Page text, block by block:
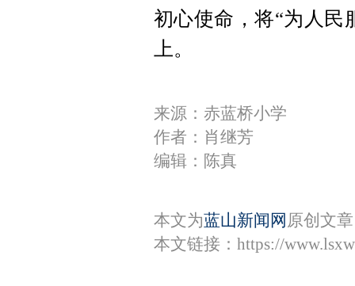
初心使命，将“为人民
上。
来源：赤蓝桥小学
作者：肖继芳
编辑：陈真
本文为蓝山新闻网 原创文
本文链接： https://